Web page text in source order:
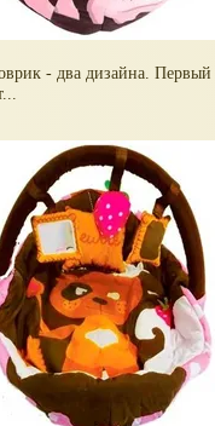
- два дизайна. Первый